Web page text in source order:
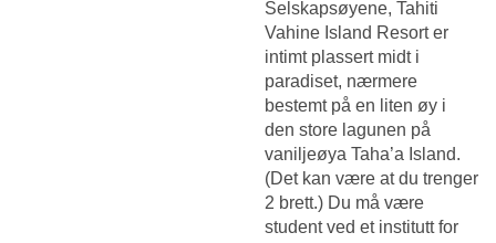
Selskapsøyene, Tahiti
Vahine Island Resort er
intimt plassert midt i
paradiset, nærmere
bestemt på en liten øy i
den store lagunen på
vaniljeøya Taha’a Island.
(Det kan være at du trenger
2 brett.) Du må være
student ved et institutt for